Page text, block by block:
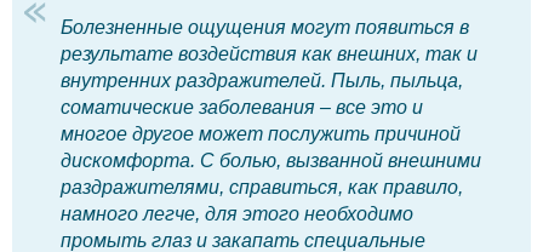
Болезненные ощущения могут появиться в
результате воздействия как внешних, так и
внутренних раздражителей. Пыль, пыльца,
соматические заболевания – все это и
многое другое может послужить причиной
дискомфорта. С болью, вызванной внешними
раздражителями, справиться, как правило,
намного легче, для этого необходимо
промыть глаз и закапать специальные